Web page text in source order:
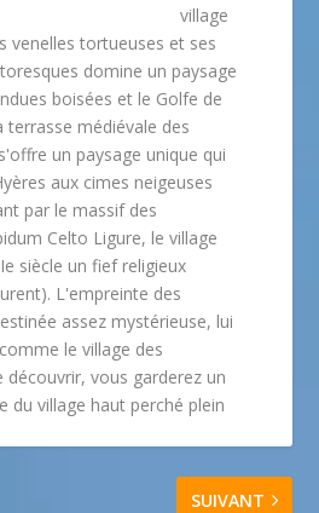
village
venelles tortueuses et ses
domine un paysage
boisées et le Golfe de
terrasse médiévale des
un paysage unique qui
aux cimes neigeuses
par le massif des
Celto Ligure, le village
siècle un fief religieux
L'empreinte des
assez mystérieuse, lui
le village des
découvrir, vous garderez un
du village haut perché plein
SUIVANT